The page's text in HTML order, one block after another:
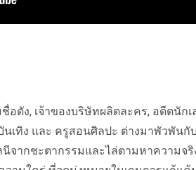
ดัง, เจ้าของบริษัทผลิตละคร, อดีตนักเ
เทิง และ ครูสอนศิลปะ ต่างมาพัวพันกั
จากชะตากรรมและไล่ตามหาความจ